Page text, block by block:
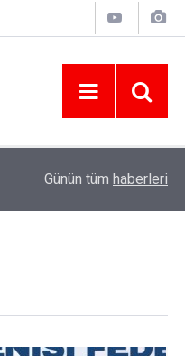
ORDU ASKF’DEN İŞ
Günün tüm haberleri